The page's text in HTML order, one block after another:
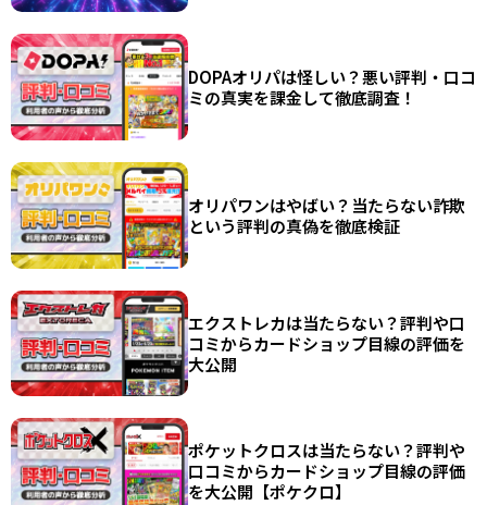
DOPAオリパは怪しい？悪い評判・口コ
ミの真実を課金して徹底調査！
オリパワンはやばい？当たらない詐欺
という評判の真偽を徹底検証
エクストレカは当たらない？評判や口
コミからカードショップ目線の評価を
大公開
ポケットクロスは当たらない？評判や
口コミからカードショップ目線の評価
を大公開【ポケクロ】